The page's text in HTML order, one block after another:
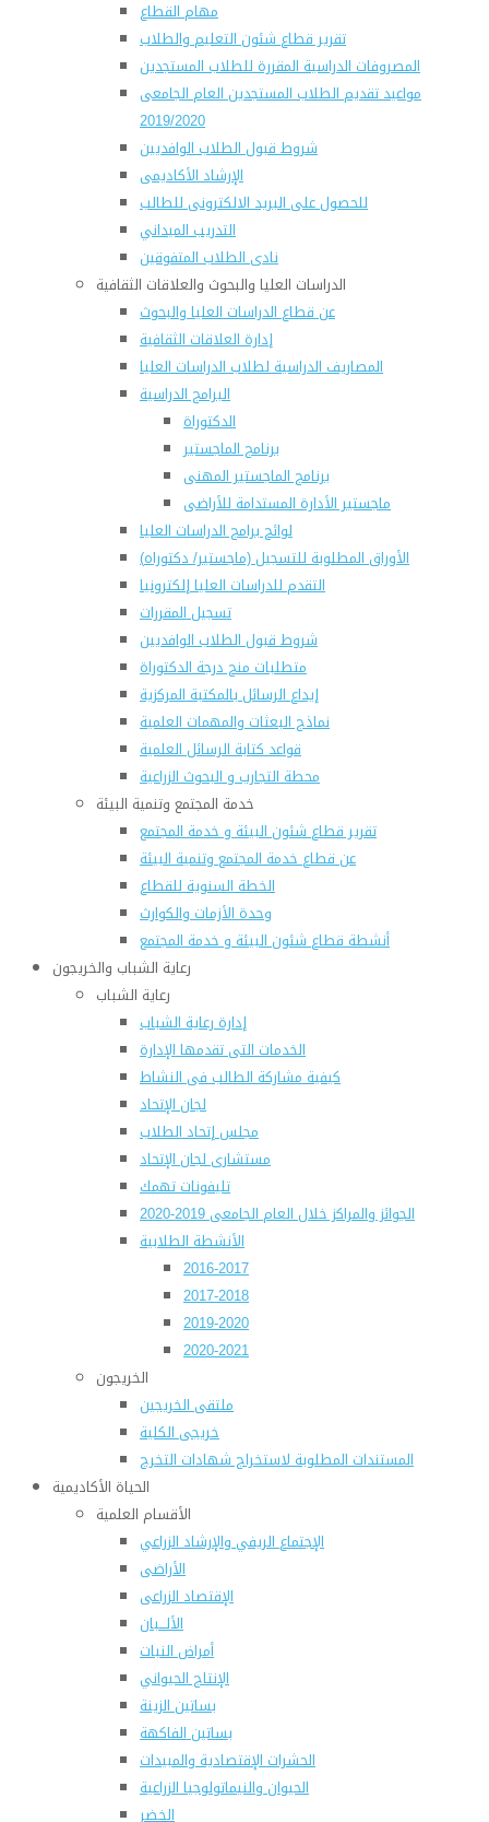
مهام القطاع
تقرير قطاع شئون التعليم والطلاب
المصروفات الدراسية المقررة للطلاب المستجدين
مواعيد تقديم الطلاب المستجدين العام الجامعى
2019/2020
شروط قبول الطلاب الوافديين
الإرشاد الأكاديمى
للحصول على البريد الالكترونى للطالب
التدريب الميداني
نادى الطلاب المتفوقين
الدراسات العليا والبحوث والعلاقات الثقافية
عن قطاع الدراسات العليا والبحوث
إدارة العلاقات الثقافية
المصاريف الدراسية لطلاب الدراسات العليا
البرامج الدراسية
الدكتوراة
برنامج الماجستير
برنامج الماجستير المهنى
ماجستير الأدارة المستدامة للأراضى
لوائح برامج الدراسات العليا
(الأوراق المطلوبة للتسجيل (ماجستير/ دكتوراه
التقدم للدراسات العليا إلكترونيا
تسجيل المقررات
شروط قبول الطلاب الوافديين
متطلبات منح درجة الدكتوراة
إيداع الرسائل بالمكتبة المركزية
نماذج البعثات والمهمات العلمية
قواعد كتابة الرسائل العلمية
محطة التجارب و البحوث الزراعية
خدمة المجتمع وتنمية البيئة
تقرير قطاع شئون البيئة و خدمة المجتمع
عن قطاع خدمة المجتمع وتنمية البيئة
الخطة السنوية للقطاع
وحدة الأزمات والكوارث
أنشطة قطاع شئون البيئة و خدمة المجتمع
رعاية الشباب والخريجون
رعاية الشباب
إدارة رعاية الشباب
الخدمات التى تقدمها الإدارة
كيفية مشاركة الطالب فى النشاط
لجان الإتحاد
مجلس إتحاد الطلاب
مستشارى لجان الإتحاد
تليفونات تهمك
الجوائز والمراكز خلال العام الجامعى 2019-2020
الأنشطة الطلابية
2016-2017
2017-2018
2019-2020
2020-2021
الخريجون
ملتقى الخريجين
خريجى الكلية
المستندات المطلوبة لاستخراج شهادات التخرج
الحياة الأكاديمية
الأقسام العلمية
الإجتماع الريفي والإرشاد الزراعي
الأراضى
الإقتصاد الزراعى
الألـــبان
أمراض النبات
الإنتاج الحيواني
بساتين الزينة
بساتين الفاكهة
الحشرات الإقتصادية والمبيدات
الحيوان والنيماتولوجيا الزراعية
الخضر